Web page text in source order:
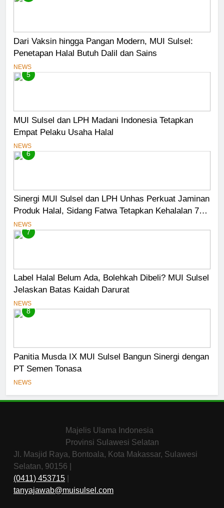
Dari Vaksin hingga Pangan Modern, MUI Sulsel:
Penetapan Halal Butuh Dalil dan Sains
NEWS
5
MUI Sulsel dan LPH Madani Indonesia Tetapkan
Empat Pelaku Usaha Halal
NEWS
6
Sinergi MUI Sulsel dan LPH Unhas Perkuat Jaminan
Produk Halal, Sidang Fatwa Tetapkan Kehalalan 7
Pelaku Usaha
NEWS
7
Label Halal Belum Ada, Bolehkah Dibeli? MUI Sulsel
Jelaskan Batas Kaidah Darurat
NEWS
8
Panitia Musda IX MUI Sulsel Bangun Sinergi dengan
PT Semen Tonasa
NEWS
Majelis Ulama Indonesia
Provinsi Sulawesi Selatan
Jl. Masjid Raya, Bontoala, Kota Makassar, Sulawesi
Selatan, 90156 |
(0411) 453715
tanyajawab@muisulsel.com